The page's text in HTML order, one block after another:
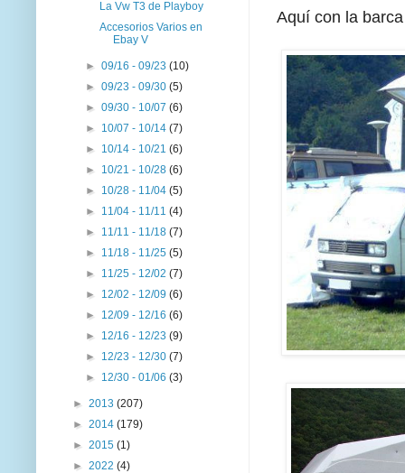
Aquí con la
La Vw T3 de Playboy
Accesorios Varios en
Ebay V
►09/16 - 09/23(10)
►09/23 - 09/30(5)
►09/30 - 10/07(6)
► 10/07 - 10/14(7)
► 10/14 - 10/21(6)
► 10/21 - 10/28(6)
► 10/28 - 11/04(5)
► 11/04 - 11/11(4)
► 11/11 - 11/18(7)
► 11/18 - 11/25(5)
► 11/25 - 12/02(7)
► 12/02 - 12/09(6)
► 12/09 - 12/16(6)
► 12/16 - 12/23(9)
► 12/23 - 12/30(7)
► 12/30 - 01/06(3)
► 2013 (207)
► 2014 (179)
► 2015 (1)
► 2022 (4)